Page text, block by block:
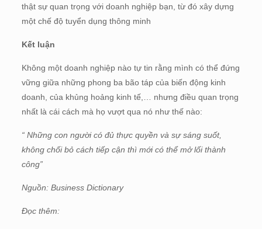
thật sự quan trọng với doanh nghiệp bạn, từ đó xây dựng
một chế độ tuyển dụng thông minh
Kết luận
Không một doanh nghiệp nào tự tin rằng mình có thể đứng
vững giữa những phong ba bão táp của biến động kinh
doanh, của khủng hoảng kinh tế,… nhưng điều quan trọng
nhất là cái cách mà họ vượt qua nó như thế nào:
“ Những con người có đủ thực quyền và sự sáng suốt,
không chối bỏ cách tiếp cận thì mới có thể mở lối thành
công”
Nguồn: Business Dictionary
Đọc thêm: